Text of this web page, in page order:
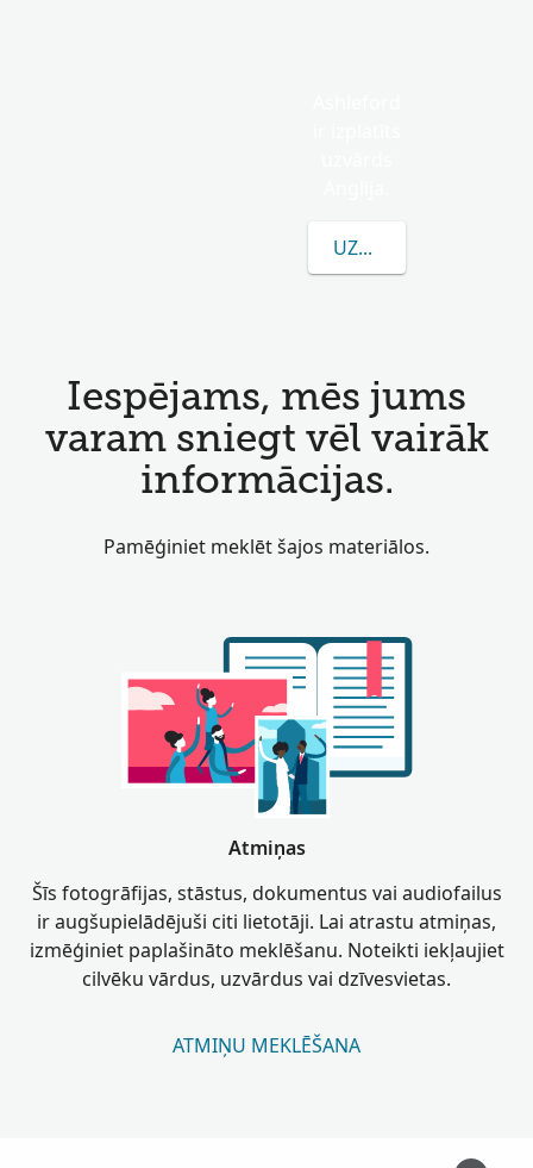
UZZINĀT VAIRĀK PAR
Iespējams, mēs jums
varam sniegt vēl vairāk
informācijas.
Pamēģiniet meklēt šajos materiālos.
Atmiņas
Šīs fotogrāfijas, stāstus, dokumentus vai audiofailus
ir augšupielādējuši citi lietotāji. Lai atrastu atmiņas,
izmēģiniet paplašināto meklēšanu. Noteikti iekļaujiet
cilvēku vārdus, uzvārdus vai dzīvesvietas.
ATMIŅU MEKLĒŠANA